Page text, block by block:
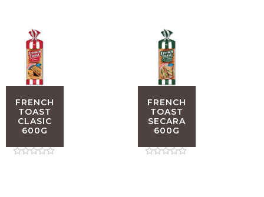
FRENCH
TOAST
CLASIC
600G
FRENCH
TOAST
SECARA
600G